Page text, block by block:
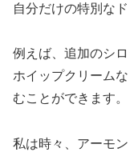
自分だけの特別な
例えば、追加のシ
ホイップクリーム
むことができます。
私は時々、アーモ